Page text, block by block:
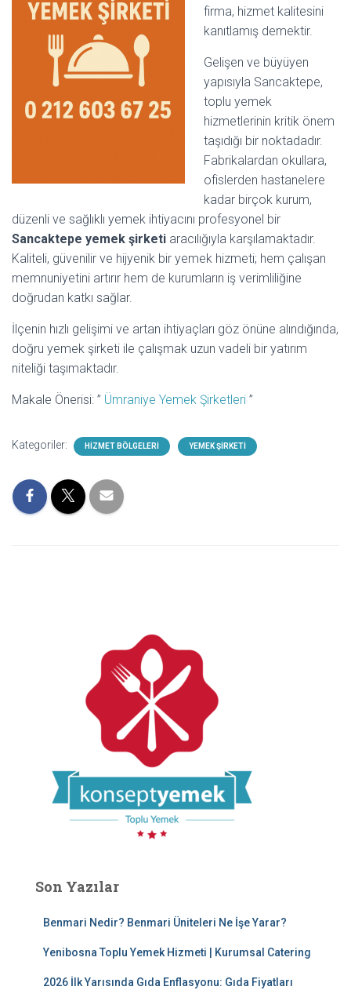
firma, hizmet kalitesini
kanıtlamış demektir.
Gelişen ve büyüyen
yapısıyla Sancaktepe,
toplu yemek
hizmetlerinin kritik önem
taşıdığı bir noktadadır.
Fabrikalardan okullara,
ofislerden hastanelere
kadar birçok kurum,
düzenli ve sağlıklı yemek ihtiyacını profesyonel bir
Sancaktepe yemek şirketi aracılığıyla karşılamaktadır.
Kaliteli, güvenilir ve hijyenik bir yemek hizmeti; hem çalışan
memnuniyetini artırır hem de kurumların iş verimliliğine
doğrudan katkı sağlar.
İlçenin hızlı gelişimi ve artan ihtiyaçları göz önüne alındığında,
doğru yemek şirketi ile çalışmak uzun vadeli bir yatırım
niteliği taşımaktadır.
Makale Önerisi: ” Ümraniye Yemek Şirketleri ”
Kategoriler: HIZMET BÖLGELERI YEMEK ŞIRKETI
Son Yazılar
Benmari Nedir? Benmari Üniteleri Ne İşe Yarar?
Yenibosna Toplu Yemek Hizmeti | Kurumsal Catering
2026 İlk Yarısında Gıda Enflasyonu: Gıda Fiyatları